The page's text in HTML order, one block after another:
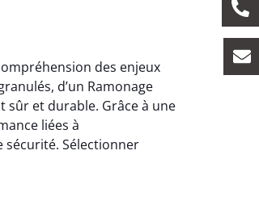
des enjeux
d’un Ramonage
sûr et durable. Grâce à une
liées à
sécurité. Sélectionner